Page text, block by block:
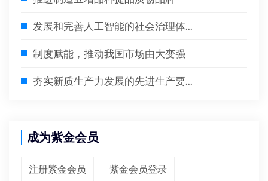
发展和完善人工智能的社会治理体...
制度赋能，推动我国市场由大变强
夯实新质生产力发展的先进生产要...
成为紫金会员
注册紫金会员 紫金会员登录